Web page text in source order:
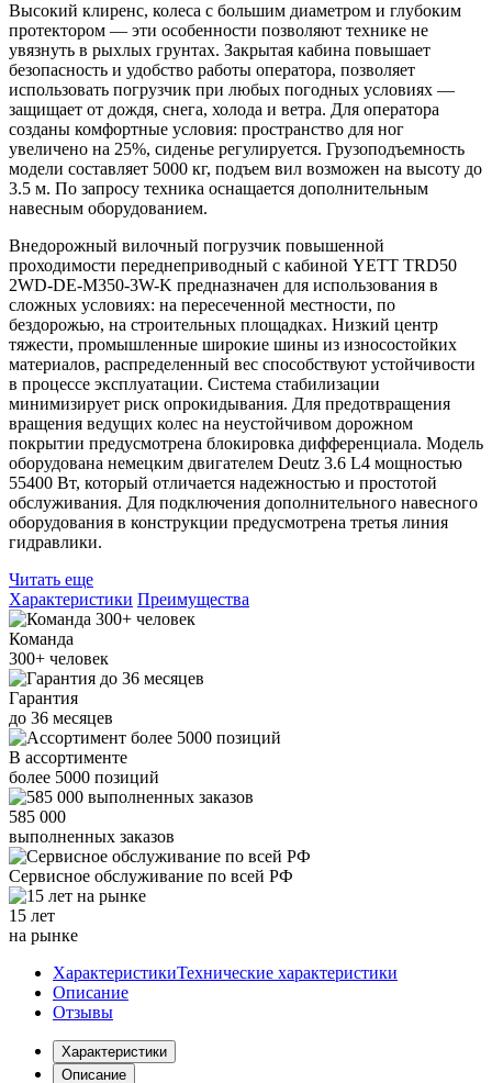
Высокий клиренс, колеса с большим диаметром и глубоким
протектором — эти особенности позволяют технике не
увязнуть в рыхлых грунтах. Закрытая кабина повышает
безопасность и удобство работы оператора, позволяет
использовать погрузчик при любых погодных условиях —
защищает от дождя, снега, холода и ветра. Для оператора
созданы комфортные условия: пространство для ног
увеличено на 25%, сиденье регулируется. Грузоподъемность
модели составляет 5000 кг, подъем вил возможен на высоту до
3.5 м. По запросу техника оснащается дополнительным
навесным оборудованием.
Внедорожный вилочный погрузчик повышенной
проходимости переднеприводный с кабиной YETT TRD50
2WD-DE-M350-3W-K предназначен для использования в
сложных условиях: на пересеченной местности, по
бездорожью, на строительных площадках. Низкий центр
тяжести, промышленные широкие шины из износостойких
материалов, распределенный вес способствуют устойчивости
в процессе эксплуатации. Система стабилизации
минимизирует риск опрокидывания. Для предотвращения
вращения ведущих колес на неустойчивом дорожном
покрытии предусмотрена блокировка дифференциала. Модель
оборудована немецким двигателем Deutz 3.6 L4 мощностью
55400 Вт, который отличается надежностью и простотой
обслуживания. Для подключения дополнительного навесного
оборудования в конструкции предусмотрена третья линия
гидравлики.
Читать еще
Характеристики Преимущества
Команда
300+ человек
Гарантия
до 36 месяцев
В ассортименте
более 5000 позиций
585 000
выполненных заказов
Сервисное обслуживание по всей РФ
15 лет
на рынке
ХарактеристикиТехнические характеристики
Описание
Отзывы
Характеристики
Описание